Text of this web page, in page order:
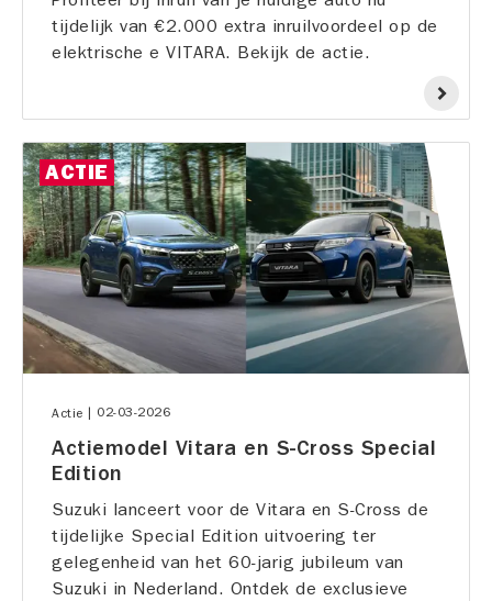
tijdelijk van €2.000 extra inruilvoordeel op de
elektrische e VITARA. Bekijk de actie.
ACTIE
Actie | 02-03-2026
Actiemodel Vitara en S-Cross Special
Edition
Suzuki lanceert voor de Vitara en S-Cross de
tijdelijke Special Edition uitvoering ter
gelegenheid van het 60-jarig jubileum van
Suzuki in Nederland. Ontdek de exclusieve